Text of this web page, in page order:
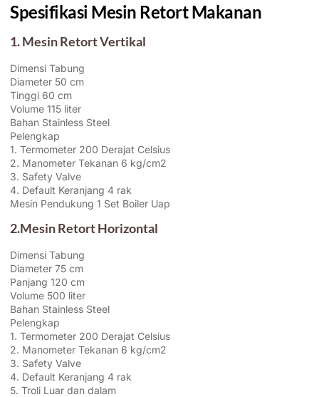
Spesifikasi Mesin Retort Makanan
1. Mesin Retort Vertikal
Dimensi Tabung
Diameter 50 cm
Tinggi 60 cm
Volume 115 liter
Bahan Stainless Steel
Pelengkap
1. Termometer 200 Derajat Celsius
2. Manometer Tekanan 6 kg/cm2
3. Safety Valve
4. Default Keranjang 4 rak
Mesin Pendukung 1 Set Boiler Uap
2.Mesin Retort Horizontal
Dimensi Tabung
Diameter 75 cm
Panjang 120 cm
Volume 500 liter
Bahan Stainless Steel
Pelengkap
1. Termometer 200 Derajat Celsius
2. Manometer Tekanan 6 kg/cm2
3. Safety Valve
4. Default Keranjang 4 rak
5. Troli Luar dan dalam